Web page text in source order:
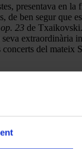
presentava en
de ben segur que
23 de
extraordinària
del mateix